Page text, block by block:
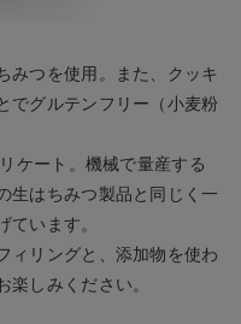
みつを使用。また、クッキ
でグルテンフリー（小麦粉
ケート。機械で量産する
生はちみつ製品と同じく一
います。
ィリングと、添加物を使わ
楽しみください。